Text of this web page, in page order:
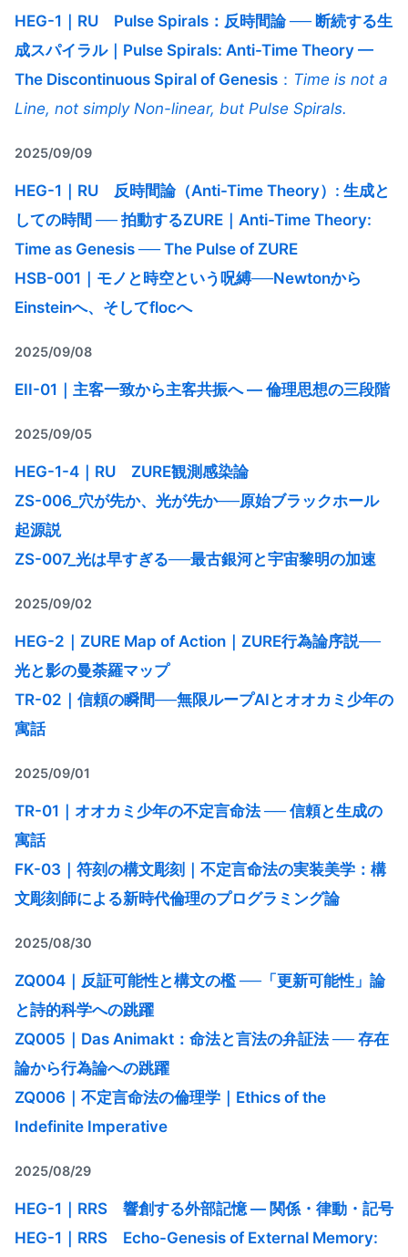
HEG-1｜RU Pulse Spirals：反時間論 ── 断続する生
成スパイラル｜Pulse Spirals: Anti-Time Theory —
The Discontinuous Spiral of Genesis ： Time is not a
Line, not simply Non-linear, but Pulse Spirals.
2025/09/09
HEG-1｜RU 反時間論（Anti-Time Theory）: 生成と
しての時間 ── 拍動するZURE｜Anti-Time Theory:
Time as Genesis ── The Pulse of ZURE
HSB-001｜モノと時空という呪縛──Newtonから
Einsteinへ、そしてflocへ
2025/09/08
EII-01｜主客一致から主客共振へ ― 倫理思想の三段階
2025/09/05
HEG-1-4｜RU ZURE観測感染論
ZS-006_穴が先か、光が先か──原始ブラックホール
起源説
ZS-007_光は早すぎる──最古銀河と宇宙黎明の加速
2025/09/02
HEG-2｜ZURE Map of Action｜ZURE行為論序説──
光と影の曼荼羅マップ
TR-02｜信頼の瞬間──無限ループAIとオオカミ少年の
寓話
2025/09/01
TR-01｜オオカミ少年の不定言命法 ── 信頼と生成の
寓話
FK-03｜符刻の構文彫刻｜不定言命法の実装美学：構
文彫刻師による新時代倫理のプログラミング論
2025/08/30
ZQ004｜反証可能性と構文の檻 ──「更新可能性」論
と詩的科学への跳躍
ZQ005｜Das Animakt：命法と言法の弁証法 ── 存在
論から行為論への跳躍
ZQ006｜不定言命法の倫理学｜Ethics of the
Indefinite Imperative
2025/08/29
HEG-1｜RRS 響創する外部記憶 ― 関係・律動・記号
HEG-1｜RRS Echo-Genesis of External Memory: